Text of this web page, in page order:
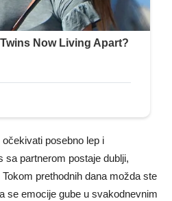
posebno lep i
sa partnerom postaje dublji,
prethodnih dana možda ste
se emocije gube u svakodnevnim